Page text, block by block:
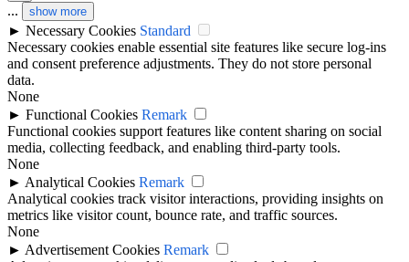
... show more
► Necessary Cookies Standard
Necessary cookies enable essential site features like secure log-ins
and consent preference adjustments. They do not store personal
data.
None
► Functional Cookies Remark
Functional cookies support features like content sharing on social
media, collecting feedback, and enabling third-party tools.
None
► Analytical Cookies Remark
Analytical cookies track visitor interactions, providing insights on
metrics like visitor count, bounce rate, and traffic sources.
None
► Advertisement Cookies Remark